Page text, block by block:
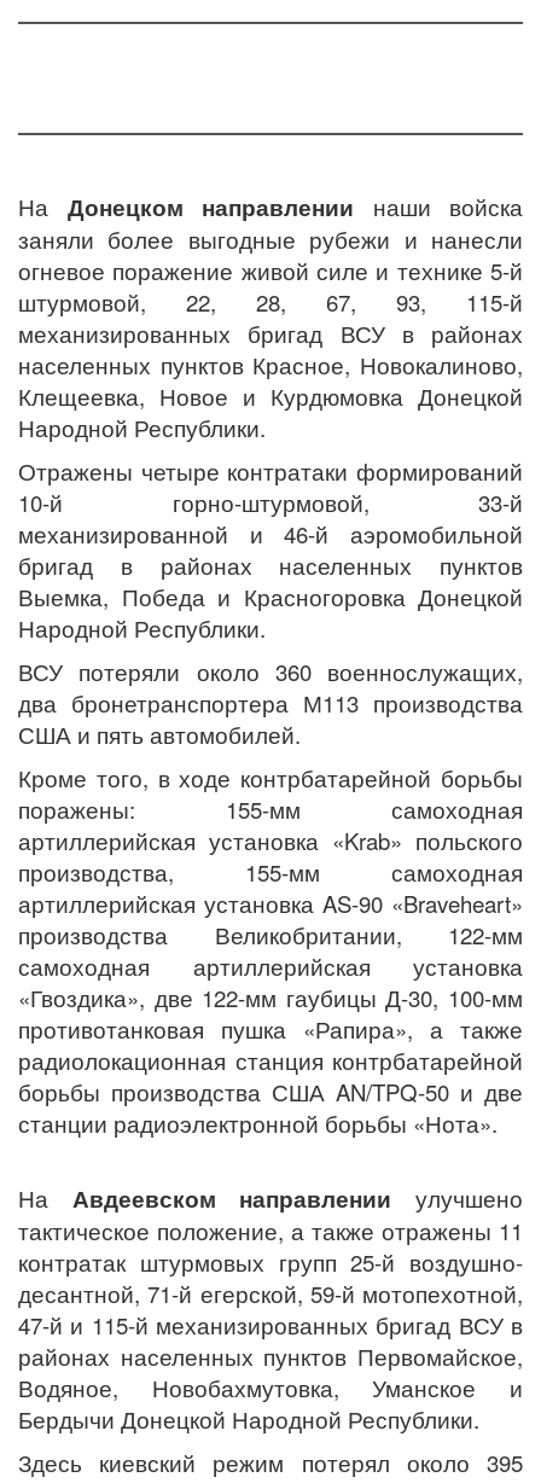
На Донецком направлении наши войска
заняли более выгодные рубежи и нанесли
огневое поражение живой силе и технике 5-й
штурмовой, 22, 28, 67, 93, 115-й
механизированных бригад ВСУ в районах
населенных пунктов Красное, Новокалиново,
Клещеевка, Новое и Курдюмовка Донецкой
Народной Республики.
Отражены четыре контратаки формирований
10-й горно-штурмовой, 33-й
механизированной и 46-й аэромобильной
бригад в районах населенных пунктов
Выемка, Победа и Красногоровка Донецкой
Народной Республики.
ВСУ потеряли около 360 военнослужащих,
два бронетранспортера М113 производства
США и пять автомобилей.
Кроме того, в ходе контрбатарейной борьбы
поражены: 155-мм самоходная
артиллерийская установка «Krab» польского
производства, 155-мм самоходная
артиллерийская установка AS-90 «Braveheart»
производства Великобритании, 122-мм
самоходная артиллерийская установка
«Гвоздика», две 122-мм гаубицы Д-30, 100-мм
противотанковая пушка «Рапира», а также
радиолокационная станция контрбатарейной
борьбы производства США AN/TPQ-50 и две
станции радиоэлектронной борьбы «Нота».
На Авдеевском направлении улучшено
тактическое положение, а также отражены 11
контратак штурмовых групп 25-й воздушно-
десантной, 71-й егерской, 59-й мотопехотной,
47-й и 115-й механизированных бригад ВСУ в
районах населенных пунктов Первомайское,
Водяное, Новобахмутовка, Уманское и
Бердычи Донецкой Народной Республики.
Здесь киевский режим потерял около 395